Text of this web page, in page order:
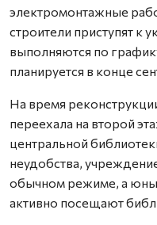
электромонтажные
строители приступят к
выполняются по
планируется в конце
На время
переехала на второй
центральной
неудобства,
обычном режиме, а
активно посещают